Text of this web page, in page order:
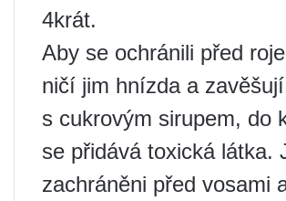
4krát.
Aby se ochránili před
ničí jim hnízda a
s cukrovým sirupem, do
se přidává toxická látka.
zachráněni před vosami